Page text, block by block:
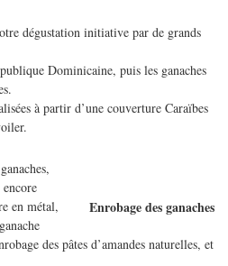
dégustation initiative par de grands
Dominicaine, puis les ganaches
à partir d’une couverture Caraïbes
Enrobage des ganaches
en métal,
des pâtes d’amandes naturelles, et